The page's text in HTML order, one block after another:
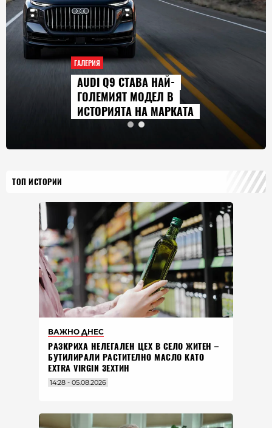
ГАЛЕРИЯ
AUDI Q9 СТАВА НАЙ-
ГОЛЕМИЯТ МОДЕЛ В
ИСТОРИЯТА НА МАРКАТА
ТОП ИСТОРИИ
ВАЖНО ДНЕС
РАЗКРИХА НЕЛЕГАЛЕН ЦЕХ В СЕЛО ЖИТЕН –
БУТИЛИРАЛИ РАСТИТЕЛНО МАСЛО КАТО
EXTRA VIRGIN ЗЕХТИН
14:28 - 05.08.2026